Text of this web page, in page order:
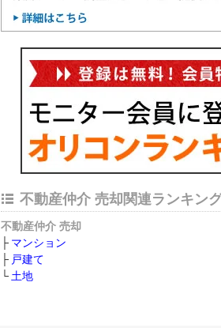
不動産仲介 売却関連ランキン
不動産仲介 売却
マンション
戸建て
土地